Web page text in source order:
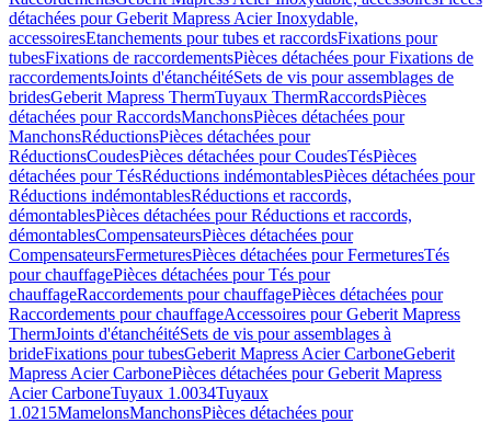
détachées pour Geberit Mapress Acier Inoxydable,
accessoiresEtanchements pour tubes et raccordsFixations pour
tubesFixations de raccordementsPièces détachées pour Fixations de
raccordementsJoints d'étanchéitéSets de vis pour assemblages de
bridesGeberit Mapress ThermTuyaux ThermRaccordsPièces
détachées pour RaccordsManchonsPièces détachées pour
ManchonsRéductionsPièces détachées pour
RéductionsCoudesPièces détachées pour CoudesTésPièces
détachées pour TésRéductions indémontablesPièces détachées pour
Réductions indémontablesRéductions et raccords,
démontablesPièces détachées pour Réductions et raccords,
démontablesCompensateursPièces détachées pour
CompensateursFermeturesPièces détachées pour FermeturesTés
pour chauffagePièces détachées pour Tés pour
chauffageRaccordements pour chauffagePièces détachées pour
Raccordements pour chauffageAccessoires pour Geberit Mapress
ThermJoints d'étanchéitéSets de vis pour assemblages à
brideFixations pour tubesGeberit Mapress Acier CarboneGeberit
Mapress Acier CarbonePièces détachées pour Geberit Mapress
Acier CarboneTuyaux 1.0034Tuyaux
1.0215MamelonsManchonsPièces détachées pour